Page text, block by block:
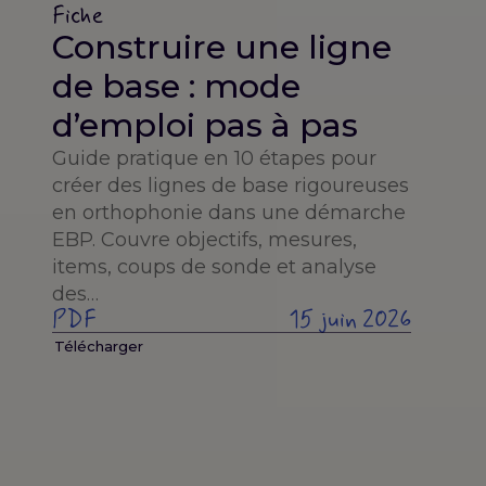
Fiche
Construire une ligne
de base : mode
d’emploi pas à pas
Guide pratique en 10 étapes pour
créer des lignes de base rigoureuses
en orthophonie dans une démarche
EBP. Couvre objectifs, mesures,
items, coups de sonde et analyse
des…
PDF 15 juin 2026
Télécharger